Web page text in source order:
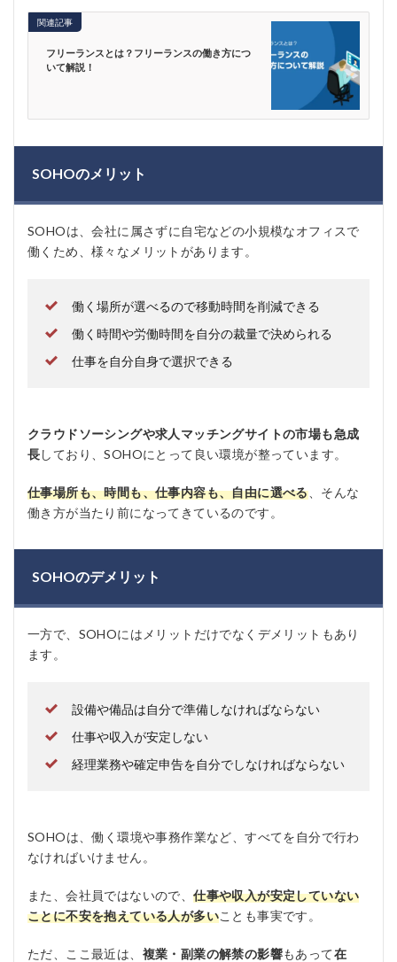
関連記事
フリーランスとは？フリーランスの働き方につ
いて解説！
SOHOのメリット
SOHOは、会社に属さずに自宅などの小規模なオフィスで
働くため、様々なメリットがあります。
働く場所が選べるので移動時間を削減できる
働く時間や労働時間を自分の裁量で決められる
仕事を自分自身で選択できる
クラウドソーシングや求人マッチングサイトの市場も急成
長しており、SOHOにとって良い環境が整っています。
仕事場所も、時間も、仕事内容も、自由に選べる、そんな
働き方が当たり前になってきているのです。
SOHOのデメリット
一方で、SOHOにはメリットだけでなくデメリットもあり
ます。
設備や備品は自分で準備しなければならない
仕事や収入が安定しない
経理業務や確定申告を自分でしなければならない
SOHOは、働く環境や事務作業など、すべてを自分で行わ
なければいけません。
また、会社員ではないので、仕事や収入が安定していない
ことに不安を抱えている人が多いことも事実です。
ただ、ここ最近は、 複業・副業の解禁の影響もあって在